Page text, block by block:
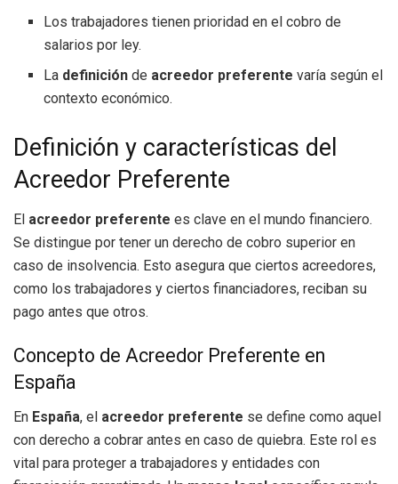
Los trabajadores tienen prioridad en el cobro de
salarios por ley.
La definición de acreedor preferente varía según el
contexto económico.
Definición y características del
Acreedor Preferente
El acreedor preferente es clave en el mundo financiero.
Se distingue por tener un derecho de cobro superior en
caso de insolvencia. Esto asegura que ciertos acreedores,
como los trabajadores y ciertos financiadores, reciban su
pago antes que otros.
Concepto de Acreedor Preferente en
España
En España, el acreedor preferente se define como aquel
con derecho a cobrar antes en caso de quiebra. Este rol es
vital para proteger a trabajadores y entidades con